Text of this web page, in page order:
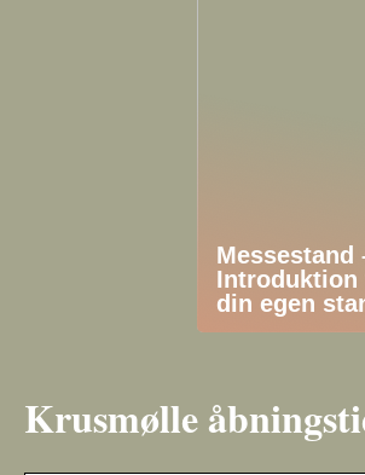
Messestand
Introduktion
din egen
Krusmølle